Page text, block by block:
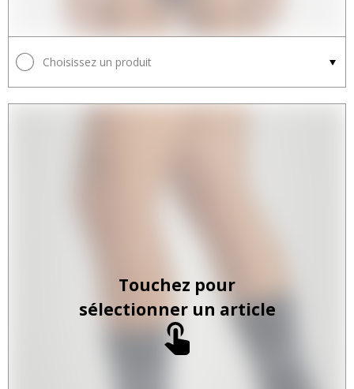
Choisissez un produit
Touchez pour
sélectionner un article